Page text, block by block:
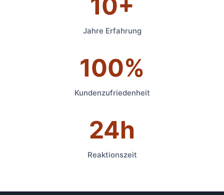
Jahre Erfahrung
100%
Kundenzufriedenheit
24h
Reaktionszeit